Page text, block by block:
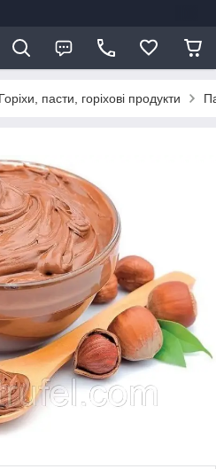
Горіхи, пасти, горіхові продукти